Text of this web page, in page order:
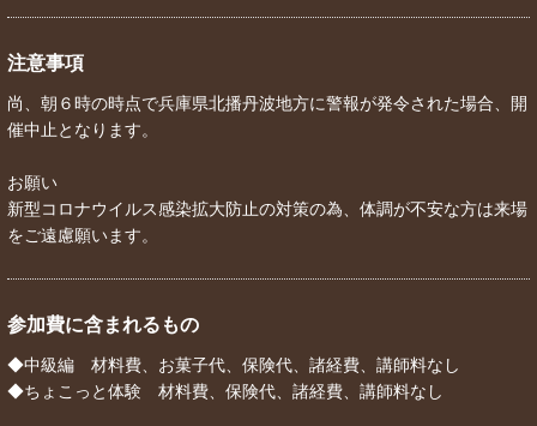
注意事項
尚、朝６時の時点で兵庫県北播丹波地方に警報が発令された場合、開
催中止となります。
お願い
新型コロナウイルス感染拡大防止の対策の為、体調が不安な方は来場
をご遠慮願います。
参加費に含まれるもの
◆中級編 材料費、お菓子代、保険代、諸経費、講師料なし
◆ちょこっと体験 材料費、保険代、諸経費、講師料なし